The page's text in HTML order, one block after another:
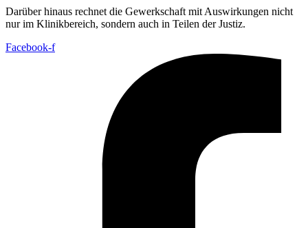
Darüber hinaus rechnet die Gewerkschaft mit Auswirkungen nicht
nur im Klinikbereich, sondern auch in Teilen der Justiz.
Facebook-f